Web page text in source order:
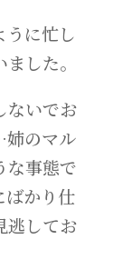
に忙し
した。
ないでお
のマル
な事態で
ばかり仕
逃してお